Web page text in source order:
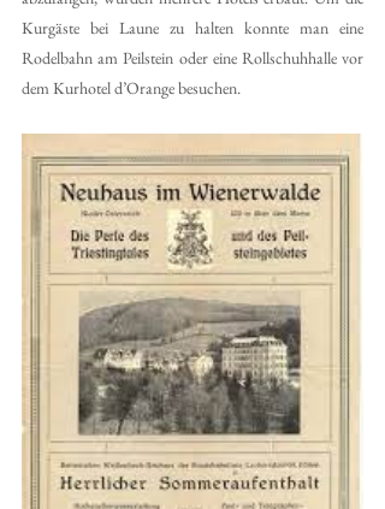
Kurgäste bei Laune zu halten konnte man eine
Rodelbahn am Peilstein oder eine Rollschuhhalle vor
dem Kurhotel d’Orange besuchen.